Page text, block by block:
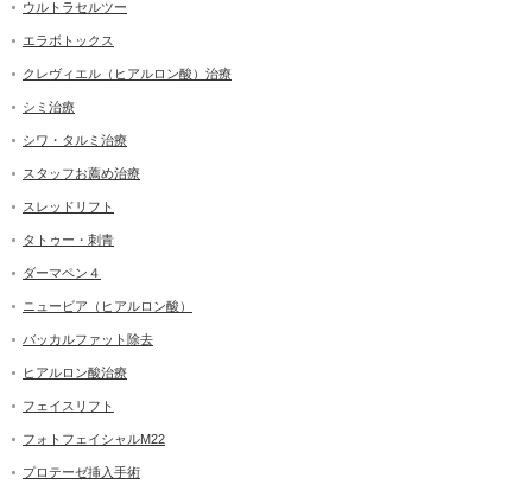
ウルトラセルツー
エラボトックス
クレヴィエル（ヒアルロン酸）治療
シミ治療
シワ・タルミ治療
スタッフお薦め治療
スレッドリフト
タトゥー・刺青
ダーマペン４
ニュービア（ヒアルロン酸）
バッカルファット除去
ヒアルロン酸治療
フェイスリフト
フォトフェイシャルM22
プロテーゼ挿入手術